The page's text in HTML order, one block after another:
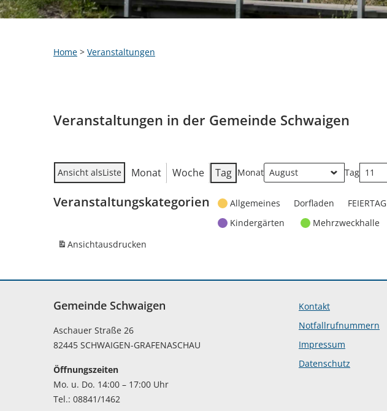
Home > Veranstaltungen
Veranstaltungen in der Gemeinde Schwaigen
Ansicht alsListe Monat Woche Tag Monat Tag
Veranstaltungskategorien Allgemeines Dorfladen FEIERTAG
Kindergärten
Mehrzweckhalle
Ansichtausdrucken
Gemeinde Schwaigen
Aschauer Straße 26
82445 SCHWAIGEN-GRAFENASCHAU
Öffnungszeiten
Mo. u. Do. 14:00 – 17:00 Uhr
Tel.: 08841/1462
Kontakt
Notfallrufnummern
Impressum
Datenschutz